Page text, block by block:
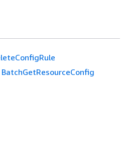
BatchGetResourceConfig